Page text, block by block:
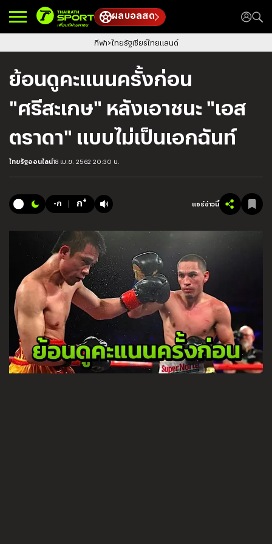
ผลบอลสด
กีฬา ไทยรัฐเชียร์ไทยแลนด์
ย้อนดูคะแนนครั้งก่อน
"ศรีสะเกษ" หลังเอาชนะ "เอส
ตราดา" แบบไม่เป็นเอกฉันท์
ไทยรัฐออนไลน์18 เม.ย. 2562 20:30 น.
-ก ก+ แชร์ข่าวนี้